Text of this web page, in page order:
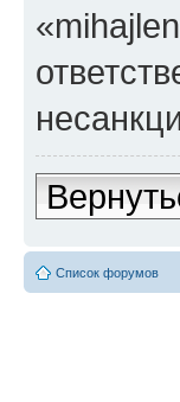
Список форумов